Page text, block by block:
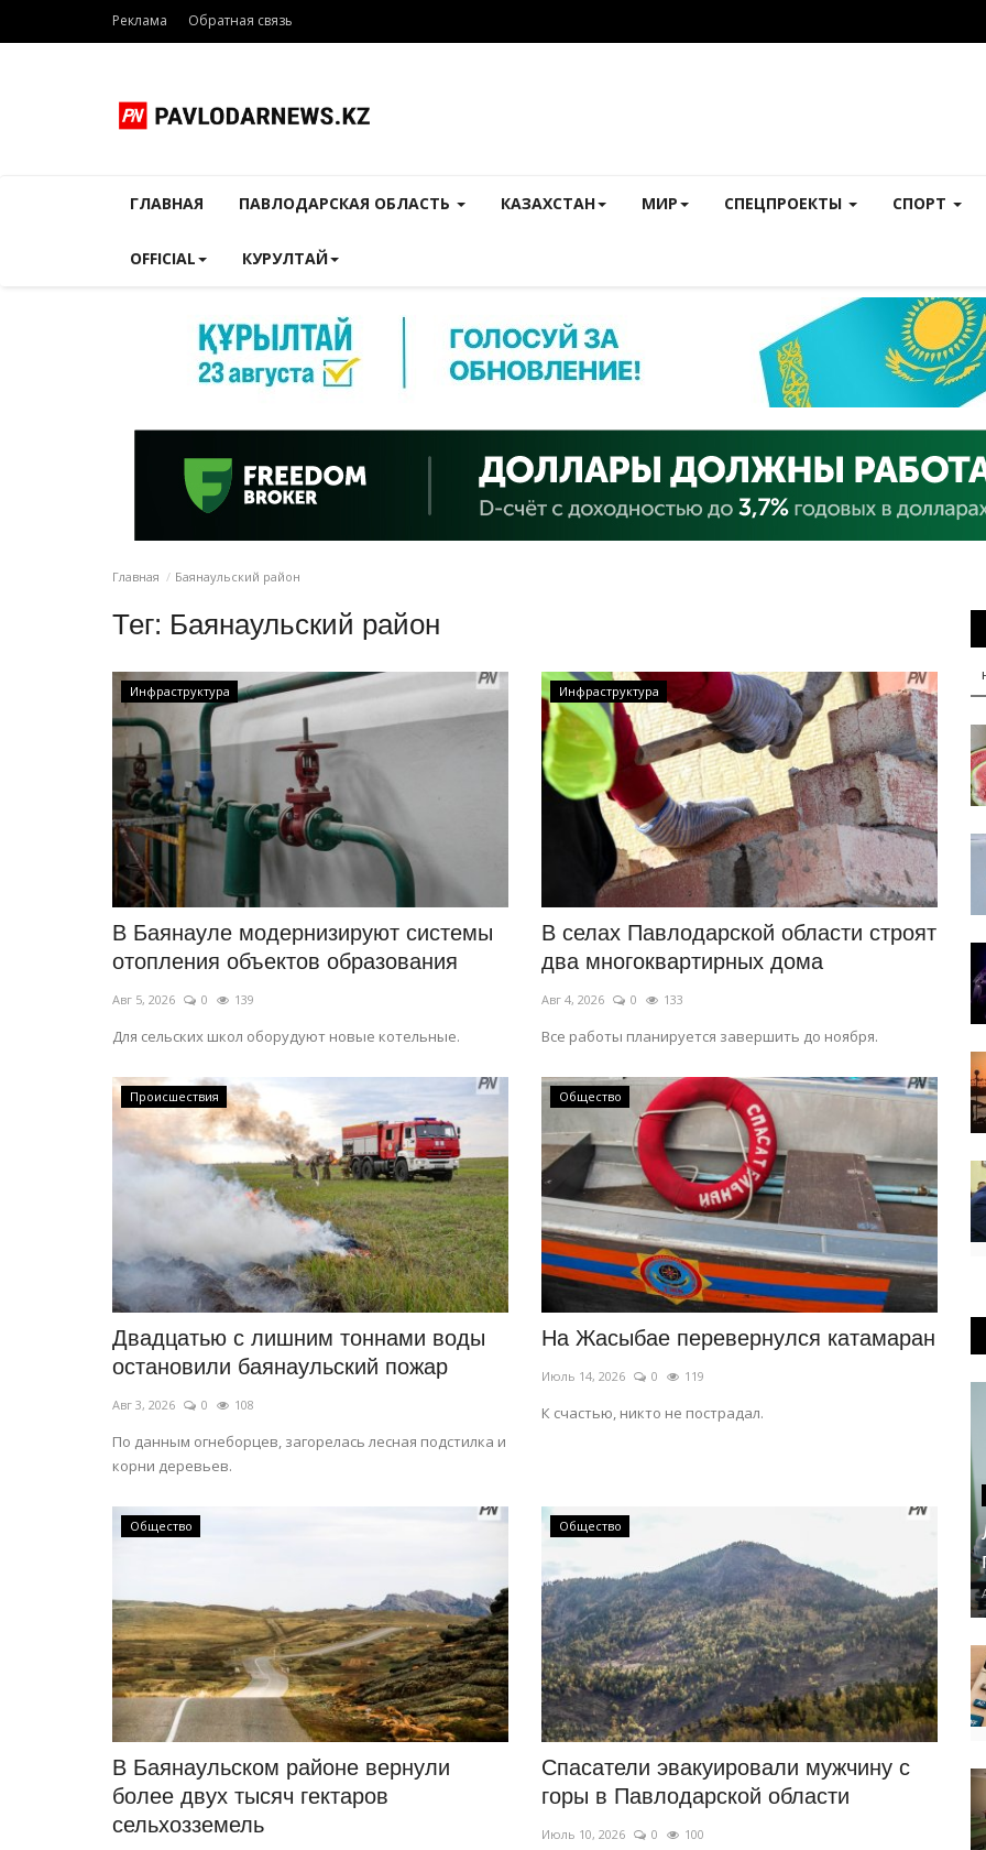
Реклама Обратная связь
ГЛАВНАЯ ПАВЛОДАРСКАЯ ОБЛАСТЬ КАЗАХСТАН МИР СПЕЦПРОЕКТЫ СПОРТ
OFFICIAL КУРУЛТАЙ
Главная Баянаульский район
Тег: Баянаульский район
Инфраструктура
В Баянауле модернизируют системы
отопления объектов образования
Авг 5, 2026 0 139
Для сельских школ оборудуют новые котельные.
Инфраструктура
В селах Павлодарской области строят
два многоквартирных дома
Авг 4, 2026 0 133
Все работы планируется завершить до ноября.
Происшествия
Двадцатью с лишним тоннами воды
остановили баянаульский пожар
Авг 3, 2026 0 108
По данным огнеборцев, загорелась лесная подстилка и
корни деревьев.
Общество
На Жасыбае перевернулся катамаран
Июль 14, 2026 0 119
К счастью, никто не пострадал.
Общество
В Баянаульском районе вернули
более двух тысяч гектаров
сельхозземель
Общество
Спасатели эвакуировали мужчину с
горы в Павлодарской области
Июль 10, 2026 0 100